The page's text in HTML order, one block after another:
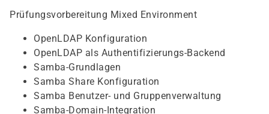
Prüfungsvorbereitung Mixed Environment
OpenLDAP Konfiguration
OpenLDAP als Authentifizierungs-Backend
Samba-Grundlagen
Samba Share Konfiguration
Samba Benutzer- und Gruppenverwaltung
Samba-Domain-Integration